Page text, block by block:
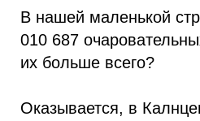
В нашей маленькой
010 687
их больше всего?
Оказывается, в